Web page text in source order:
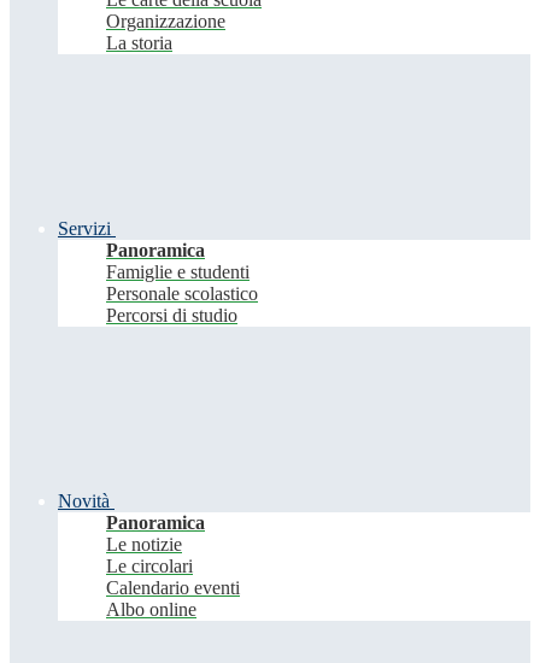
Organizzazione
La storia
Servizi
Panoramica
Famiglie e studenti
Personale scolastico
Percorsi di studio
Novità
Panoramica
Le notizie
Le circolari
Calendario eventi
Albo online